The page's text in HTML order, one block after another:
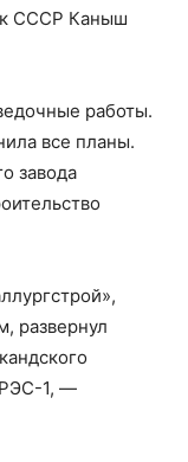
СССР Каныш
работы.
все планы.
завода
развернул
1, —